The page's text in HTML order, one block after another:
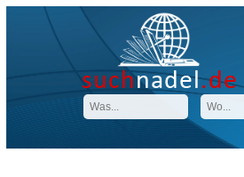
suchnadel.de